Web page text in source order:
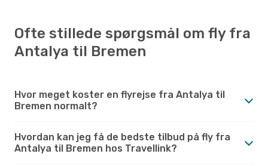
Ofte stillede spørgsmål om fly fra
Antalya til Bremen
Hvor meget koster en flyrejse fra Antalya til
Bremen normalt?
Hvordan kan jeg få de bedste tilbud på fly fra
Antalya til Bremen hos Travellink?